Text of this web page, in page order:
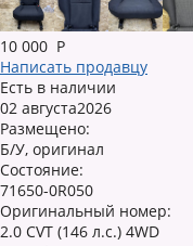
10 000 Р
Написать продавцу
Есть в наличии
02 августа2026
Размещено:
Б/У, оригинал
Состояние:
71650-0R050
Оригинальный номер:
2.0 CVT (146 л.с.) 4WD